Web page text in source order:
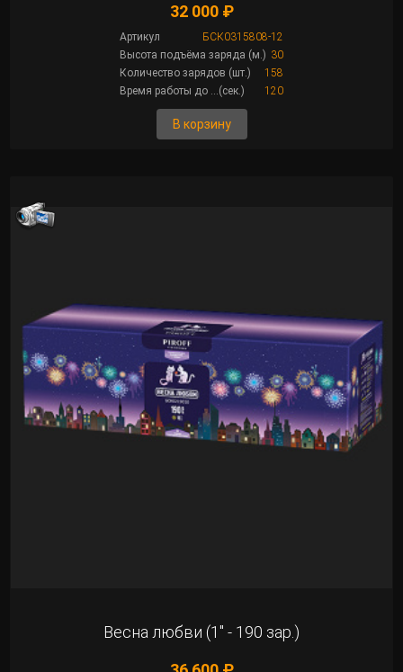
32 000 ₽
Артикул
БСК0315808-12
Высота подъёма заряда (м.) 30
Количество зарядов (шт.)
158
Время работы до ...(сек.)
120
В корзину
Весна любви (1" - 190 зар.)